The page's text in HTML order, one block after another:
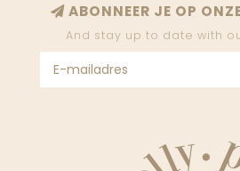
ABONNEER JE OP
And stay up to date with